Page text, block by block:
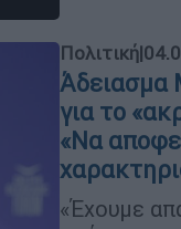
Πολιτική|
Άδειασμα
για το
«Να
«Έχουμε